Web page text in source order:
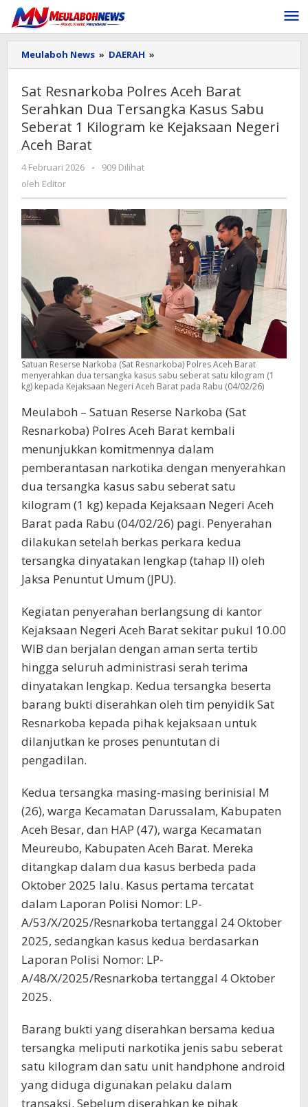
Lewati
konten
Meulaboh News » DAERAH »
Resnarkoba
Aceh
Barat
Serahkan
Dua
1
Kilogram
Kejaksaan
Negeri
Aceh
Barat
Sat Resnarkoba Polres Aceh Barat
Serahkan Dua Tersangka Kasus Sabu
Seberat 1 Kilogram ke Kejaksaan Negeri
Aceh Barat
4 Februari 2026
oleh
-
909 Dilihat
oleh Editor
Satuan Reserse Narkoba (Sat Resnarkoba) Polres Aceh Barat
menyerahkan dua tersangka kasus sabu seberat satu kilogram (1
kg) kepada Kejaksaan Negeri Aceh Barat pada Rabu (04/02/26)
Meulaboh – Satuan Reserse Narkoba (Sat
Resnarkoba) Polres Aceh Barat kembali
menunjukkan komitmennya dalam
pemberantasan narkotika dengan menyerahkan
dua tersangka kasus sabu seberat satu
kilogram (1 kg) kepada Kejaksaan Negeri Aceh
Barat pada Rabu (04/02/26) pagi. Penyerahan
dilakukan setelah berkas perkara kedua
tersangka dinyatakan lengkap (tahap II) oleh
Jaksa Penuntut Umum (JPU).
Kegiatan penyerahan berlangsung di kantor
Kejaksaan Negeri Aceh Barat sekitar pukul 10.00
WIB dan berjalan dengan aman serta tertib
hingga seluruh administrasi serah terima
dinyatakan lengkap. Kedua tersangka beserta
barang bukti diserahkan oleh tim penyidik Sat
Resnarkoba kepada pihak kejaksaan untuk
dilanjutkan ke proses penuntutan di
pengadilan.
Kedua tersangka masing-masing berinisial M
(26), warga Kecamatan Darussalam, Kabupaten
Aceh Besar, dan HAP (47), warga Kecamatan
Meureubo, Kabupaten Aceh Barat. Mereka
ditangkap dalam dua kasus berbeda pada
Oktober 2025 lalu. Kasus pertama tercatat
dalam Laporan Polisi Nomor: LP-
A/53/X/2025/Resnarkoba tertanggal 24 Oktober
2025, sedangkan kasus kedua berdasarkan
Laporan Polisi Nomor: LP-
A/48/X/2025/Resnarkoba tertanggal 4 Oktober
2025.
Barang bukti yang diserahkan bersama kedua
tersangka meliputi narkotika jenis sabu seberat
satu kilogram dan satu unit handphone android
yang diduga digunakan pelaku dalam
transaksi. Sebelum diserahkan ke pihak